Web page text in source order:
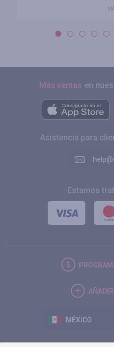
Más ventas en
Asistencia para
Estamos
MÉXICO